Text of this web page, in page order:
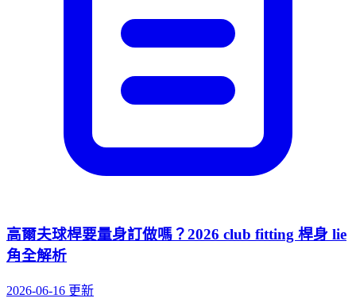
高爾夫球桿要量身訂做嗎？2026 club fitting 桿身 lie
角全解析
2026-06-16 更新